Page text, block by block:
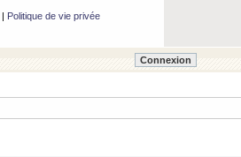
Politique de vie privée